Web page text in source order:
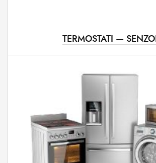
TERMOSTATI —